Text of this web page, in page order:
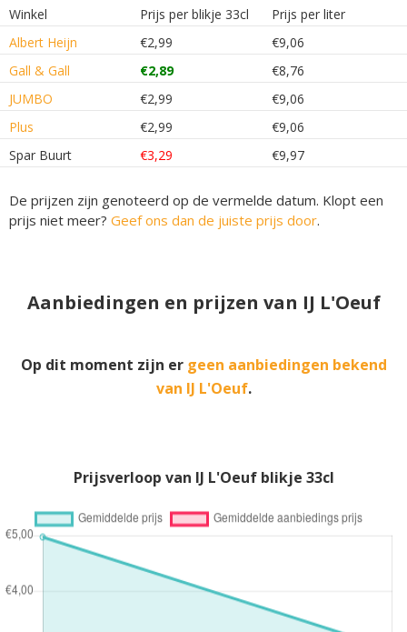
Winkel Prijs per blikje 33cl
Prijs per liter
Albert Heijn
€2,99
€9,06
Gall & Gall
€2,89
€8,76
JUMBO
€2,99
€9,06
Plus
€2,99
€9,06
Spar Buurt
€3,29 €9,97
De prijzen zijn genoteerd op de vermelde datum. Klopt een
prijs niet meer? Geef ons dan de juiste prijs door.
Aanbiedingen en prijzen van IJ L'Oeuf
Op dit moment zijn er geen aanbiedingen bekend
van IJ L'Oeuf.
Prijsverloop van IJ L'Oeuf blikje 33cl